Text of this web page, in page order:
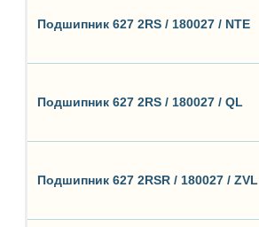
Подшипник 627 2RS / 180027 / NTE
Подшипник 627 2RS / 180027 / QL
Подшипник 627 2RSR / 180027 / ZVL